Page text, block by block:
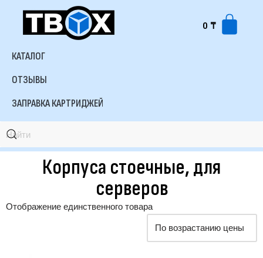
0 ₸
КАТАЛОГ
ОТЗЫВЫ
ЗАПРАВКА КАРТРИДЖЕЙ
Корпуса стоечные, для
серверов
Отображение единственного товара